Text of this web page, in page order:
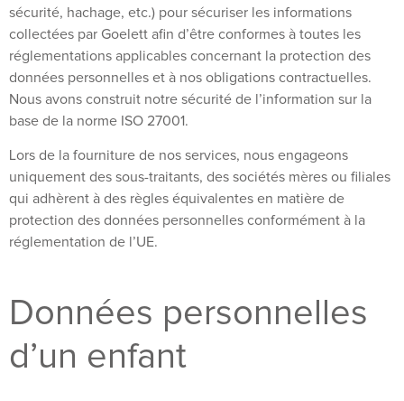
sécurité, hachage, etc.) pour sécuriser les informations
collectées par Goelett afin d’être conformes à toutes les
réglementations applicables concernant la protection des
données personnelles et à nos obligations contractuelles.
Nous avons construit notre sécurité de l’information sur la
base de la norme ISO 27001.
Lors de la fourniture de nos services, nous engageons
uniquement des sous-traitants, des sociétés mères ou filiales
qui adhèrent à des règles équivalentes en matière de
protection des données personnelles conformément à la
réglementation de l’UE.
Données personnelles
d’un enfant